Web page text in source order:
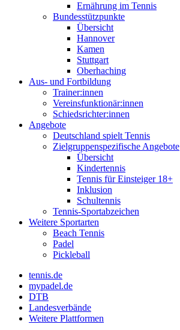
Ernährung im Tennis
Bundesstützpunkte
Übersicht
Hannover
Kamen
Stuttgart
Oberhaching
Aus- und Fortbildung
Trainer:innen
Vereinsfunktionär:innen
Schiedsrichter:innen
Angebote
Deutschland spielt Tennis
Zielgruppenspezifische Angebote
Übersicht
Kindertennis
Tennis für Einsteiger 18+
Inklusion
Schultennis
Tennis-Sportabzeichen
Weitere Sportarten
Beach Tennis
Padel
Pickleball
tennis.de
mypadel.de
DTB
Landesverbände
Weitere Plattformen